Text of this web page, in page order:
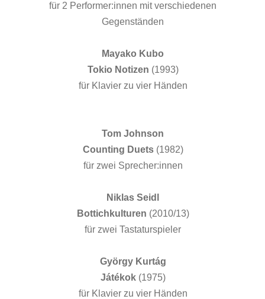
für 2 Performer:innen mit verschiedenen
Gegenständen
Mayako Kubo
Tokio Notizen (1993)
für Klavier zu vier Händen
Tom Johnson
Counting Duets (1982)
für zwei Sprecher:innen
Niklas Seidl
Bottichkulturen (2010/13)
für zwei Tastaturspieler
György Kurtág
Játékok (1975)
für Klavier zu vier Händen